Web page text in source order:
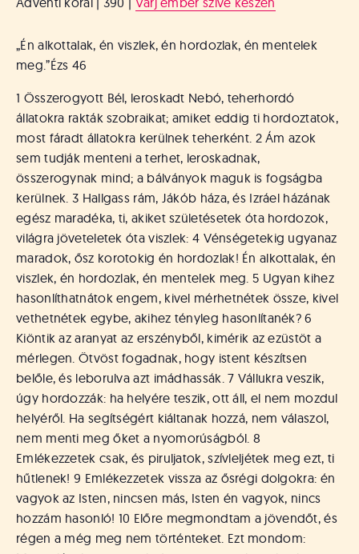
„Én alkottalak, én viszlek, én hordozlak, én mentelek
meg.”Ézs 46
1 Összerogyott Bél, leroskadt Nebó, teherhordó
állatokra rakták szobraikat; amiket eddig ti hordoztatok,
most fáradt állatokra kerülnek teherként. 2 Ám azok
sem tudják menteni a terhet, leroskadnak,
összerogynak mind; a bálványok maguk is fogságba
kerülnek. 3 Hallgass rám, Jákób háza, és Izráel házának
egész maradéka, ti, akiket születésetek óta hordozok,
világra jöveteletek óta viszlek: 4 Vénségetekig ugyanaz
maradok, ősz korotokig én hordozlak! Én alkottalak, én
viszlek, én hordozlak, én mentelek meg. 5 Ugyan kihez
hasonlíthatnátok engem, kivel mérhetnétek össze, kivel
vethetnétek egybe, akihez tényleg hasonlítanék? 6
Kiöntik az aranyat az erszényből, kimérik az ezüstöt a
mérlegen. Ötvöst fogadnak, hogy istent készítsen
belőle, és leborulva azt imádhassák. 7 Vállukra veszik,
úgy hordozzák: ha helyére teszik, ott áll, el nem mozdul
helyéről. Ha segítségért kiáltanak hozzá, nem válaszol,
nem menti meg őket a nyomorúságból. 8
Emlékezzetek csak, és piruljatok, szívleljétek meg ezt, ti
hűtlenek! 9 Emlékezzetek vissza az ősrégi dolgokra: én
vagyok az Isten, nincsen más, Isten én vagyok, nincs
hozzám hasonló! 10 Előre megmondtam a jövendőt, és
régen a még meg nem történteket. Ezt mondom: